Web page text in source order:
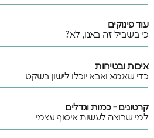
עוד פינוקים
כי בשביל זה באנו, לא?
איכות ובטיחות
כדי שאמא ואבא יוכלו לישון בשקט
קרטונים - כמות וגדלים
למי שרוצה לעשות איסוף עצמי